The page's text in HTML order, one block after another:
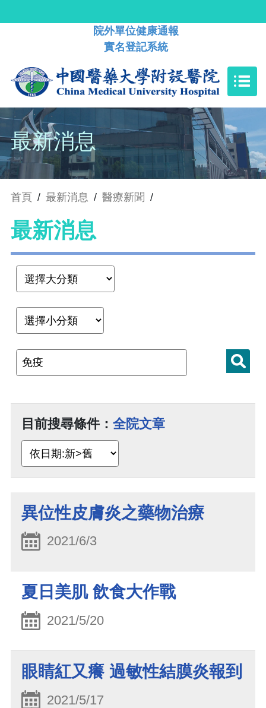
院外單位健康通報
實名登記系統
最新消息
首頁 / 最新消息 / 醫療新聞 /
最新消息
目前搜尋條件： 全院文章
異位性皮膚炎之藥物治療
2021/6/3
夏日美肌 飲食大作戰
2021/5/20
眼睛紅又癢 過敏性結膜炎報到
2021/5/17